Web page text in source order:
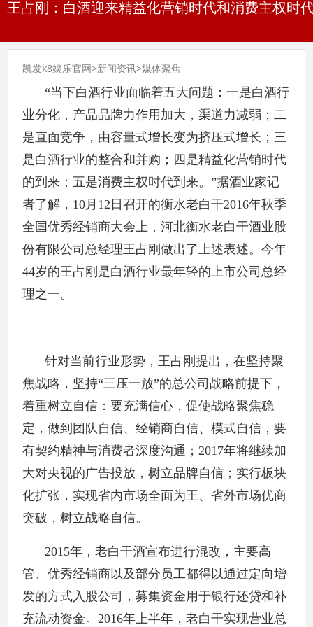
王占刚：白酒迎来精益化营销时代和消费主权时
凯发k8娱乐官网>新闻资讯>媒体聚焦
“当下白酒行业面临着五大问题：一是白酒行
业分化，产品品牌力作用加大，渠道力减弱；二
是直面竞争，由容量式增长变为挤压式增长；三
是白酒行业的整合和并购；四是精益化营销时代
的到来；五是消费主权时代到来。”据酒业家记
者了解，10月12日召开的衡水老白干2016年秋季
全国优秀经销商大会上，河北衡水老白干酒业股
份有限公司总经理王占刚做出了上述表述。今年
44岁的王占刚是白酒行业最年轻的上市公司总经
理之一。
针对当前行业形势，王占刚提出，在坚持聚
焦战略，坚持“三压一放”的总公司战略前提下，
着重树立自信：要充满信心，促使战略聚焦稳
定，做到团队自信、经销商自信、模式自信，要
有契约精神与消费者深度沟通；2017年将继续加
大对央视的广告投放，树立品牌自信；实行板块
化扩张，实现省内市场全面为王、省外市场优商
突破，树立战略自信。
2015年，老白干酒宣布进行混改，主要高
管、优秀经销商以及部分员工都得以通过定向增
发的方式入股公司，募集资金用于银行还贷和补
充流动资金。2016年上半年，老白干实现营业总